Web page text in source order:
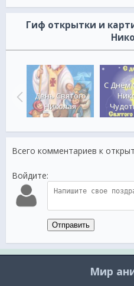
Гиф открытки и
День Святого
Николая
С Днём
Всего комментариев к
Войдите:
Отправить
Мир